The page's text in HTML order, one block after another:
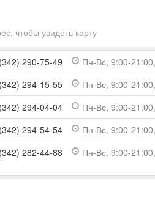
чтобы увидеть карту
290-75-49
Пн-Вс, 9:00-
294-15-55
Пн-Вс, 9:00-
294-04-04
Пн-Вс, 9:00-
294-54-54
Пн-Вс, 9:00-
282-44-88 Пн-Вс, 9:00-